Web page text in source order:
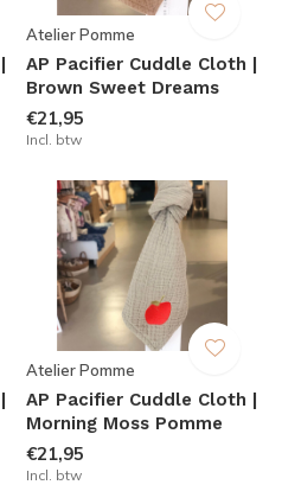
Atelier Pomme
AP Pacifier Cuddle Cloth |
Brown Sweet Dreams
€21,95
Incl. btw
Atelier Pomme
AP Pacifier Cuddle Cloth |
Morning Moss Pomme
€21,95
Incl. btw